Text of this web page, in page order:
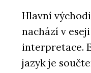
Hlavní
nachází v
interpretace.
jazyk je